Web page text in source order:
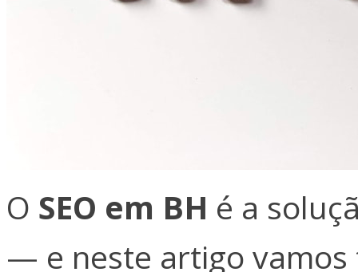
O SEO em BH é a
— e neste artigo